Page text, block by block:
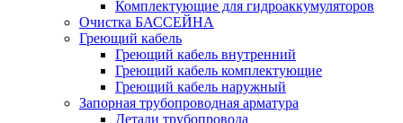
Комплектующие для гидроаккумуляторов
Очистка БАССЕЙНА
Греющий кабель
Греющий кабель внутренний
Греющий кабель комплектующие
Греющий кабель наружный
Запорная трубопроводная арматура
Детали трубопровода